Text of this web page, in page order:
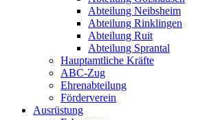
Abteilung Neibsheim
Abteilung Rinklingen
Abteilung Ruit
Abteilung Sprantal
Hauptamtliche Kräfte
ABC-Zug
Ehrenabteilung
Förderverein
Ausrüstung